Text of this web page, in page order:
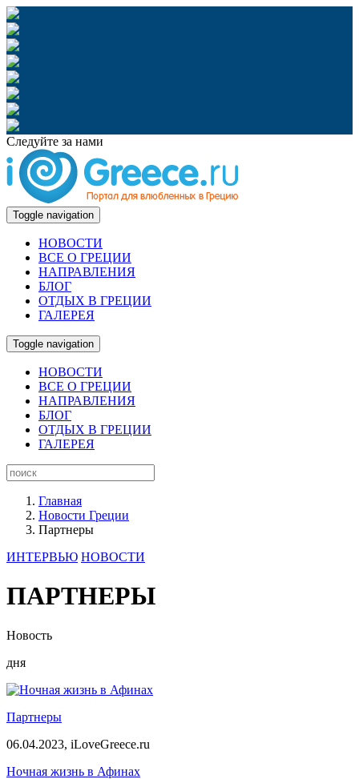
Следуйте за нами
Toggle navigation
НОВОСТИ
ВСЕ О ГРЕЦИИ
НАПРАВЛЕНИЯ
БЛОГ
ОТДЫХ В ГРЕЦИИ
ГАЛЕРЕЯ
Toggle navigation
НОВОСТИ
ВСЕ О ГРЕЦИИ
НАПРАВЛЕНИЯ
БЛОГ
ОТДЫХ В ГРЕЦИИ
ГАЛЕРЕЯ
Главная
Новости Греции
Партнеры
ИНТЕРВЬЮ НОВОСТИ
ПАРТНЕРЫ
Новость
дня
Партнеры
06.04.2023, iLoveGreece.ru
Ночная жизнь в Афинах